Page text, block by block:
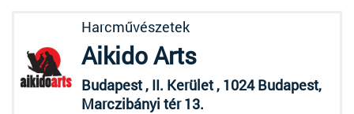
Harcművészetek
Aikido Arts
Budapest , II. Kerület , 1024 Budapest,
Marczibányi tér 13.